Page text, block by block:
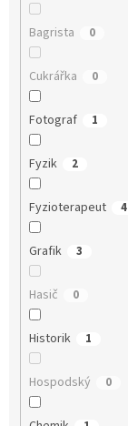
Bagrista 0
Cukrářka 0
Fotograf 1
Fyzik 2
Fyzioterapeut 4
Grafik 3
Hasič 0
Historik 1
Hospodský 0